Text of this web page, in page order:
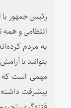
رئیس جمهور با
انتظامی و همه
به مردم
بتوانند با
مهمی است که
پیشرفت داشته